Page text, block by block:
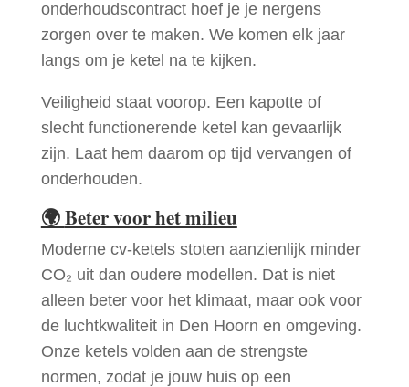
onderhoudscontract hoef je je nergens
zorgen over te maken. We komen elk jaar
langs om je ketel na te kijken.
Veiligheid staat voorop. Een kapotte of
slecht functionerende ketel kan gevaarlijk
zijn. Laat hem daarom op tijd vervangen of
onderhouden.
🌍Beter voor het milieu
Moderne cv-ketels stoten aanzienlijk minder
CO₂ uit dan oudere modellen. Dat is niet
alleen beter voor het klimaat, maar ook voor
de luchtkwaliteit in Den Hoorn en omgeving.
Onze ketels volden aan de strengste
normen, zodat je jouw huis op een